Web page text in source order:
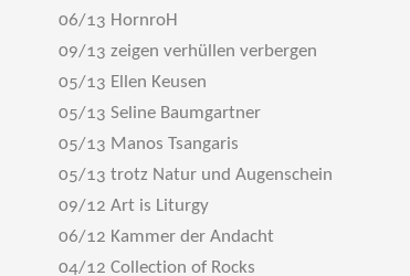
06/13 HornroH
09/13 zeigen verhüllen verbergen
05/13 Ellen Keusen
05/13 Seline Baumgartner
05/13 Manos Tsangaris
05/13 trotz Natur und Augenschein
09/12 Art is Liturgy
06/12 Kammer der Andacht
04/12 Collection of Rocks